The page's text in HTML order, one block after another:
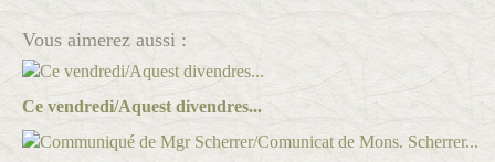
Vous aimerez aussi :
Ce vendredi/Aquest divendres...